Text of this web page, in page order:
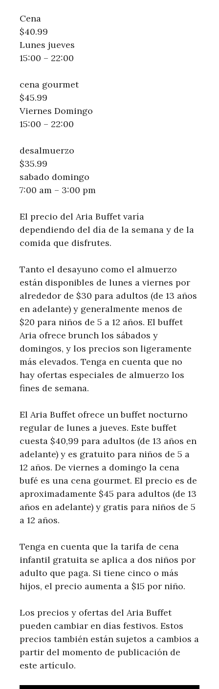
Cena
$40.99
Lunes jueves
15:00 – 22:00
cena gourmet
$45.99
Viernes Domingo
15:00 – 22:00
desalmuerzo
$35.99
sabado domingo
7:00 am – 3:00 pm
El precio del Aria Buffet varía
dependiendo del día de la semana y de la
comida que disfrutes.
Tanto el desayuno como el almuerzo
están disponibles de lunes a viernes por
alrededor de $30 para adultos (de 13 años
en adelante) y generalmente menos de
$20 para niños de 5 a 12 años. El buffet
Aria ofrece brunch los sábados y
domingos, y los precios son ligeramente
más elevados. Tenga en cuenta que no
hay ofertas especiales de almuerzo los
fines de semana.
El Aria Buffet ofrece un buffet nocturno
regular de lunes a jueves. Este buffet
cuesta $40,99 para adultos (de 13 años en
adelante) y es gratuito para niños de 5 a
12 años. De viernes a domingo la cena
bufé es una cena gourmet. El precio es de
aproximadamente $45 para adultos (de 13
años en adelante) y gratis para niños de 5
a 12 años.
Tenga en cuenta que la tarifa de cena
infantil gratuita se aplica a dos niños por
adulto que paga. Si tiene cinco o más
hijos, el precio aumenta a $15 por niño.
Los precios y ofertas del Aria Buffet
pueden cambiar en días festivos. Estos
precios también están sujetos a cambios a
partir del momento de publicación de
este artículo.